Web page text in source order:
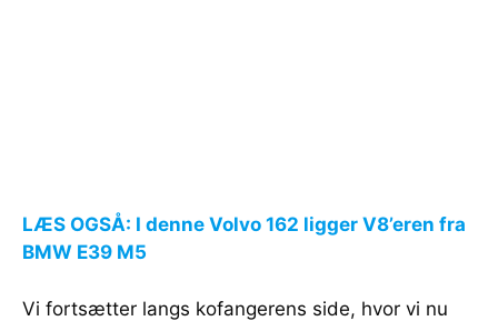
LÆS OGSÅ: I denne Volvo 162 ligger V8’eren fra
BMW E39 M5
Vi fortsætter langs kofangerens side, hvor vi nu